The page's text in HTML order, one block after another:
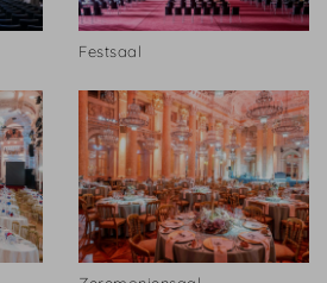
Festsaal